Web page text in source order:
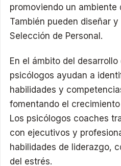
promoviendo un ambiente
También pueden diseñar
Selección de Personal.
En el ámbito del
psicólogos ayudan a
habilidades y
fomentando el
Los psicólogos coaches
con ejecutivos y
habilidades de liderazgo,
del estrés.